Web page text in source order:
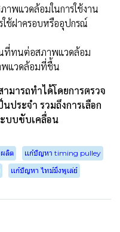
าพแวดล้อมในการใช้งาน
ช้ฝาครอบหรืออุปกรณ์
ที่ทนต่อสภาพแวดล้อม
พแวดล้อมที่ชื้น
มารถทำได้โดยการตรวจ
ประจำ รวมถึงการเลือก
บบขับเคลื่อน
ลิต
เเก้ปัญหา timing pulley
เเก้ปัญหา ไทม์มิ่งพูเล่ย์